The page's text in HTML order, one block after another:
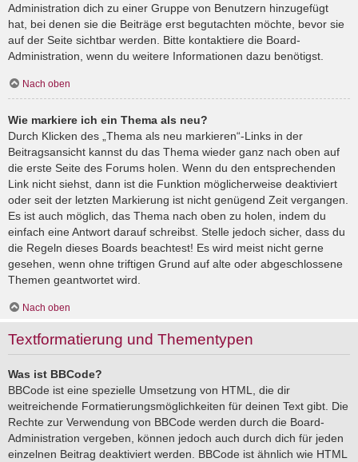
Administration dich zu einer Gruppe von Benutzern hinzugefügt
hat, bei denen sie die Beiträge erst begutachten möchte, bevor sie
auf der Seite sichtbar werden. Bitte kontaktiere die Board-
Administration, wenn du weitere Informationen dazu benötigst.
Nach oben
Wie markiere ich ein Thema als neu?
Durch Klicken des „Thema als neu markieren“-Links in der
Beitragsansicht kannst du das Thema wieder ganz nach oben auf
die erste Seite des Forums holen. Wenn du den entsprechenden
Link nicht siehst, dann ist die Funktion möglicherweise deaktiviert
oder seit der letzten Markierung ist nicht genügend Zeit vergangen.
Es ist auch möglich, das Thema nach oben zu holen, indem du
einfach eine Antwort darauf schreibst. Stelle jedoch sicher, dass du
die Regeln dieses Boards beachtest! Es wird meist nicht gerne
gesehen, wenn ohne triftigen Grund auf alte oder abgeschlossene
Themen geantwortet wird.
Nach oben
Textformatierung und Thementypen
Was ist BBCode?
BBCode ist eine spezielle Umsetzung von HTML, die dir
weitreichende Formatierungsmöglichkeiten für deinen Text gibt. Die
Rechte zur Verwendung von BBCode werden durch die Board-
Administration vergeben, können jedoch auch durch dich für jeden
einzelnen Beitrag deaktiviert werden. BBCode ist ähnlich wie HTML